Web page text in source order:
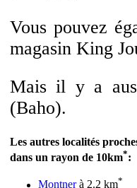
Vous pouvez
magasin King
Mais il y a
(Baho).
Les autres localités
dans un rayon de 10km*:
Montnerà 2.2 km*